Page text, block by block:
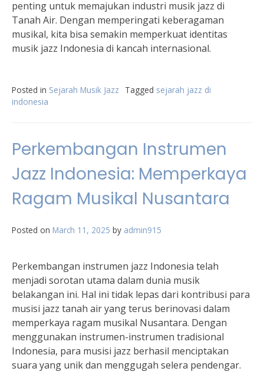
penting untuk memajukan industri musik jazz di
Tanah Air. Dengan memperingati keberagaman
musikal, kita bisa semakin memperkuat identitas
musik jazz Indonesia di kancah internasional.
Posted in Sejarah Musik Jazz Tagged sejarah jazz di
indonesia
Perkembangan Instrumen
Jazz Indonesia: Memperkaya
Ragam Musikal Nusantara
Posted on March 11, 2025 by admin915
Perkembangan instrumen jazz Indonesia telah
menjadi sorotan utama dalam dunia musik
belakangan ini. Hal ini tidak lepas dari kontribusi para
musisi jazz tanah air yang terus berinovasi dalam
memperkaya ragam musikal Nusantara. Dengan
menggunakan instrumen-instrumen tradisional
Indonesia, para musisi jazz berhasil menciptakan
suara yang unik dan menggugah selera pendengar.